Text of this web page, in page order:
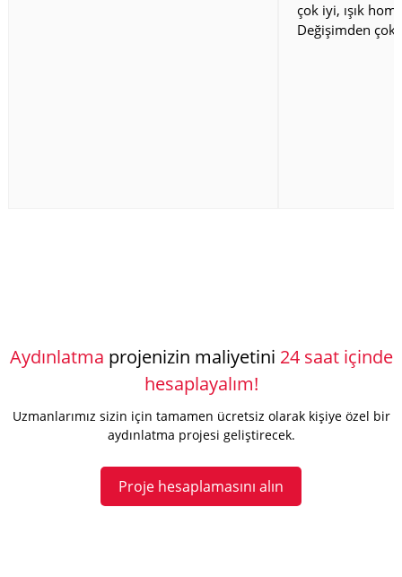
çok iyi, ışık
Değişimden çok
Aydınlatma projenizin maliyetini 24 saat içinde
hesaplayalım!
Uzmanlarımız sizin için tamamen ücretsiz olarak kişiye özel bir
aydınlatma projesi geliştirecek.
Proje hesaplamasını alın